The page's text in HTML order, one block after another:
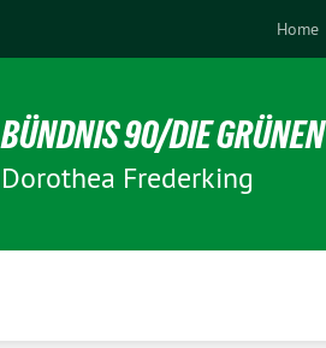
Home
BÜNDNIS 90/DIE GRÜNEN
Dorothea Frederking